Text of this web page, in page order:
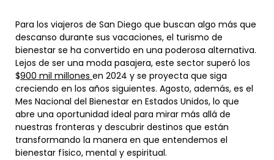
Para los viajeros de San Diego que buscan algo más que
descanso durante sus vacaciones, el turismo de
bienestar se ha convertido en una poderosa alternativa.
Lejos de ser una moda pasajera, este sector superó los
$900 mil millones en 2024 y se proyecta que siga
creciendo en los años siguientes. Agosto, además, es el
Mes Nacional del Bienestar en Estados Unidos, lo que
abre una oportunidad ideal para mirar más allá de
nuestras fronteras y descubrir destinos que están
transformando la manera en que entendemos el
bienestar físico, mental y espiritual.